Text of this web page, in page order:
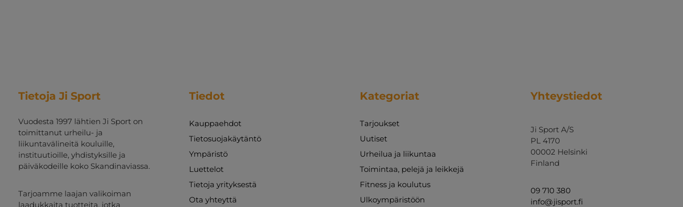
Tietoja Ji Sport
Vuodesta 1997 lähtien Ji Sport on
toimittanut urheilu- ja
liikuntavälineitä kouluille,
instituutioille, yhdistyksille ja
päiväkodeille koko Skandinaviassa.
Tarjoamme laajan valikoiman
laadukkaita tuotteita, jotka
Tiedot
Kauppaehdot
Tietosuojakäytäntö
Ympäristö
Luettelot
Tietoja yrityksestä
Ota yhteyttä
Kategoriat
Tarjoukset
Uutiset
Urheilua ja liikuntaa
Toimintaa, pelejä ja leikkejä
Fitness ja koulutus
Ulkoympäristöön
Yhteystiedot
Ji Sport A/S
PL 4170
00002 Helsinki
Finland
09 710 380
info@jisport.fi